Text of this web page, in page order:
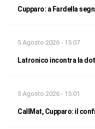
Cupparo: a Fardella
5 Agosto 2026 - 15:07
Latronico incontra la
5 Agosto 2026 - 15:01
CallMat, Cupparo: il